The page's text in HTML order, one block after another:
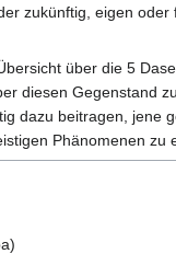
zukünftig, eigen
über die 5
diesen Gegenstand
dazu beitragen,
Phänomenen zu